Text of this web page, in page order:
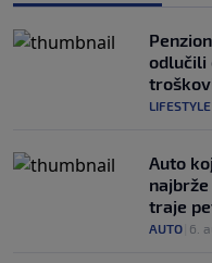
odlučili
LIFESTYLE
Auto
traje
AUTO 6.